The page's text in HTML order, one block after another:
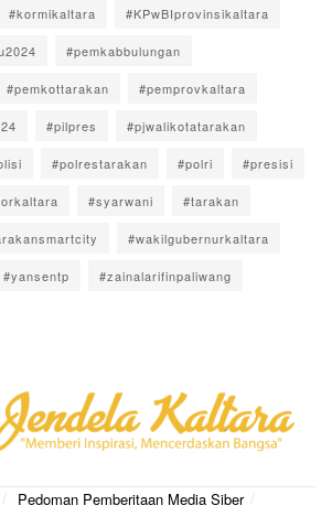
#kormikaltara #KPwBIprovinsikaltara
#pemkabbulungan
#pemkottarakan #pemprovkaltara
#pilpres #pjwalikotatarakan
#polrestarakan #polri #presisi
#syarwani #tarakan
#wakilgubernurkaltara
#yansentp #zainalarifinpaliwang
Pedoman Pemberitaan Media Siber